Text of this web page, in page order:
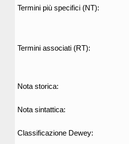
Termini più specifici (NT):
Termini associati (RT):
Nota storica:
Nota sintattica:
Classificazione Dewey: